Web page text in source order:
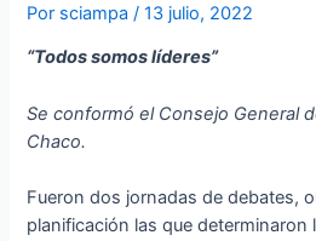
Por sciampa/13 julio, 2022
“Todos somos líderes”
Se conformó el Consejo General
Chaco.
Fueron dos jornadas de debates,
planificación las que